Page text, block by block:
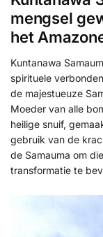
mengsel
het
Kuntanawa
spirituele
de majestueuze
Moeder van alle
heilige snuif,
gebruik van de
de Samauma om
transformatie te